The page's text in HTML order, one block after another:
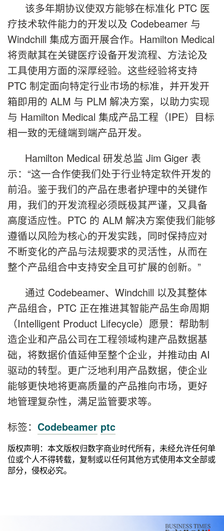
该多年期协议使双方能够在标准化 PTC 医
疗技术软件能力的开发以及 Codebeamer 与
Windchill 集成方面开展合作。Hamilton Medical
将贡献其在关键医疗设备开发流程、方法论及
工具使用方面的深厚经验。这些经验将支持
PTC 制定面向特定行业市场的标准，并开发开
箱即用的 ALM 与 PLM 解决方案，以助力实现
与 Hamilton Medical 集成产品工程（IPE）目标
相一致的无缝端到端产品开发。
Hamilton Medical 研发总监 Jim Giger 表
示：“这一合作使我们处于行业特定软件开发的
前沿。鉴于我们的产品在患者护理中的关键作
用，我们的开发流程必须既极其严谨，又具备
高度适应性。PTC 的 ALM 解决方案使我们能够
遵循以风险为核心的开发实践，同时保持应对
不断变化的产品与法规要求的灵活性，从而在
整个产品组合中支持安全且可扩展的创新。”
通过 Codebeamer、Windchill 以及其整体
产品组合，PTC 正在推进其智能产品生命周期
（Intelligent Product Lifecycle）愿景：帮助制
造企业和产品公司在工程领域构建产品数据基
础，将数据价值延伸至整个企业，并推动由 AI
驱动的转型。更广泛地利用产品数据，使企业
能够更快地将更高质量的产品推向市场，更好
地管理复杂性，满足监管要求等。
标签： Codebeamer ptc
版权声明：本文版权归数字商业时代所有，未经允许任何单
位或个人不得转载，复制或以任何其他方式使用本文全部或
部分，侵权必究。